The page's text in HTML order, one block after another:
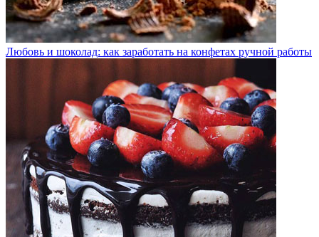
Любовь и шоколад: как заработать на конфетах ручной работы